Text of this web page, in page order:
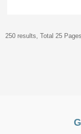
250 results, Total 25 Pages